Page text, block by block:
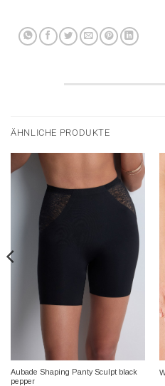
ÄHNLICHE PRODUKTE
Aubade Shaping Panty Sculpt black
pepper